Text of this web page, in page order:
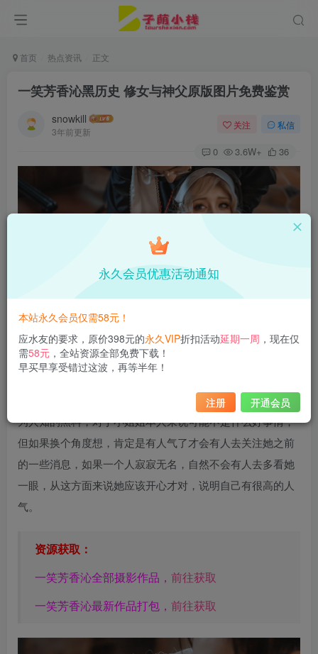
首页 热点资讯 正文
一笑芳香沁黑历史 修女与神父原版图片免费鉴赏
snowkill
3年前更新
关注 私信
0 3.6W+ 36
笑芳香沁的黑历史有哪些？既然这么问就肯定想知道一些不
为人知的黑料，对于小姐姐本人来说可能不是什么好事情，
但如果换个角度想，肯定是有人气了才会有人去关注她之前
的一些消息，如果一个人寂寂无名，自然不会有人去多看她
一眼，从这方面来说她应该开心才对，说明自己有很高的人
气。
资源获取：
一笑芳香沁全部摄影作品， 前往获取
一笑芳香沁最新作品打包， 前往获取
永久会员优惠活动通知
本站永久会员仅需58元！
应水友的要求，原价398元的永久VIP折扣活动延期一周 ，现在仅
需58元 ，全站资源全部免费下载！
早买早享受错过这波，再等半年！
注册 开通会员